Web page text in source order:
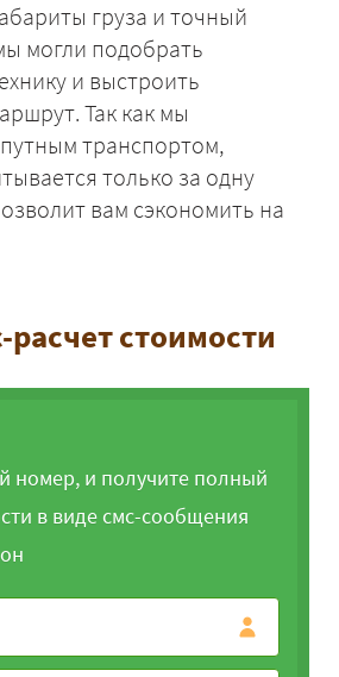
груза и точный
могли подобрать
и выстроить
Так как мы
транспортом,
только за одну
вам сэкономить на
расчет стоимости
номер, и получите полный
в виде смс-сообщения